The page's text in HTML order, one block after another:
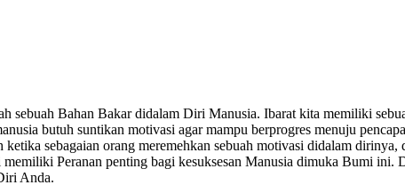
Bahan Bakar didalam Diri Manusia. Ibarat kita memiliki
butuh suntikan motivasi agar mampu berprogres menuju
sebagaian orang meremehkan sebuah motivasi didalam
Peranan penting bagi kesuksesan Manusia dimuka Bumi ini.
Anda.